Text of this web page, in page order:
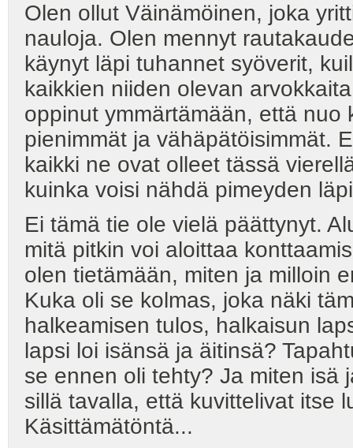
Olen ollut Väinämöinen, joka
nauloja. Olen mennyt
käynyt läpi tuhannet syöverit,
kaikkien niiden olevan
oppinut ymmärtämään, että nuo
pienimmät ja vähäpätöisimmät.
kaikki ne ovat olleet tässä
kuinka voisi nähdä pimeyden
Ei tämä tie ole vielä päättynyt.
mitä pitkin voi aloittaa
olen tietämään, miten ja milloin
Kuka oli se kolmas, joka näki
halkeamisen tulos, halkaisun
lapsi loi isänsä ja äitinsä?
se ennen oli tehty? Ja miten isä
sillä tavalla, että kuvittelivat itse
Käsittämätöntä...